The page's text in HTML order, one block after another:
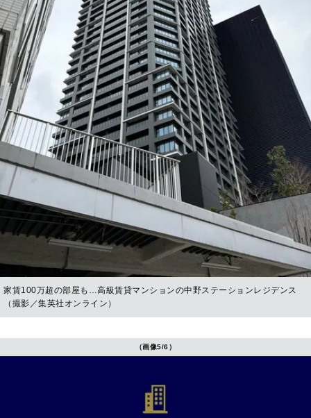
家賃100万超の部屋も…高級賃貸マンションの中野ステーションレジデンス
（撮影／集英社オンライン）
（画像5/6）